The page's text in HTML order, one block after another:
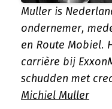
Muller is
ondernemer,
en Route Mobiel.
carrière bij
schudden met
Michiel Muller